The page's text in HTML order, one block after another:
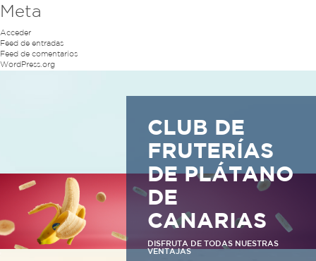
Meta
Acceder
Feed de entradas
Feed de comentarios
WordPress.org
CLUB DE
FRUTERÍAS
DE PLÁTANO
DE
CANARIAS
DISFRUTA DE TODAS NUESTRAS
VENTAJAS